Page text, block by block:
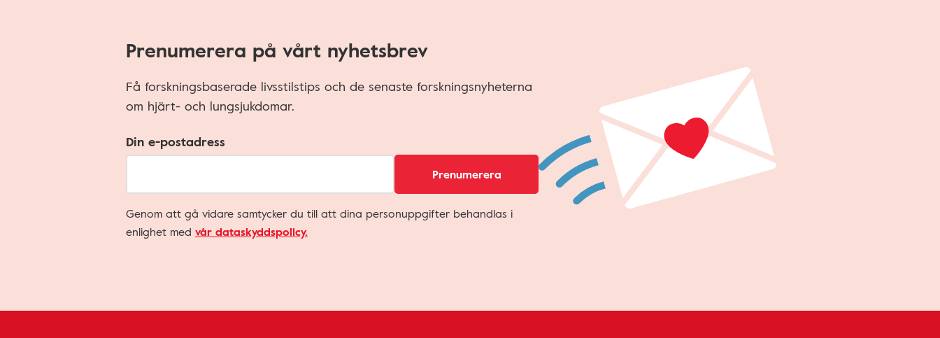
Prenumerera på vårt nyhetsbrev
Få forskningsbaserade livsstilstips och de senaste forskningsnyheterna
om hjärt- och lungsjukdomar.
Din e-postadress
Prenumerera
Genom att gå vidare samtycker du till att dina personuppgifter behandlas i
enlighet med vår dataskyddspolicy.